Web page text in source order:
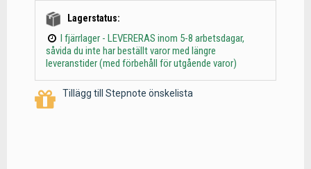
Lagerstatus:
I fjärrlager - LEVERERAS inom 5-8 arbetsdagar,
såvida du inte har beställt varor med längre
leveranstider (med förbehåll för utgående varor)
Tillägg till Stepnote önskelista